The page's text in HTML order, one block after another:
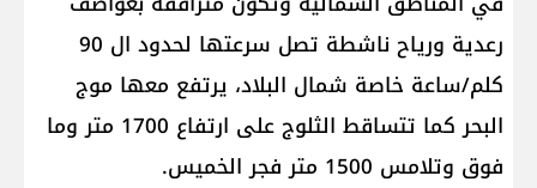
رعدية ورياح ناشطة تصل سرعتها لحدود ال 90
كلم/ساعة خاصة شمال البلاد، يرتفع معها موج
البحر كما تتساقط الثلوج على ارتفاع 1700 متر وما
فوق وتلامس 1500 متر فجر الخميس.